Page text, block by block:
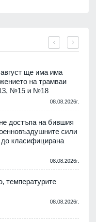
ще има има
на трамваи
№15 и №18
08.08.2026г.
достъпа на бившия
сили
класифицирана
08.08.2026г.
температурите
08.08.2026г.